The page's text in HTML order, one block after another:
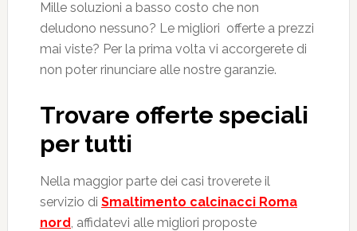
Mille soluzioni a basso costo che non
deludono nessuno? Le migliori offerte a prezzi
mai viste? Per la prima volta vi accorgerete di
non poter rinunciare alle nostre garanzie.
Trovare offerte speciali
per tutti
Nella maggior parte dei casi troverete il
servizio di Smaltimento calcinacci Roma
nord, affidatevi alle migliori proposte